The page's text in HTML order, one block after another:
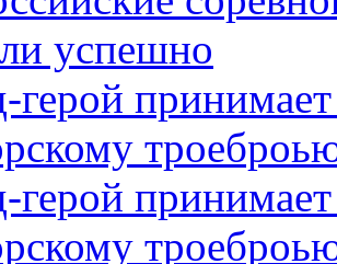
успешно
герой
герой